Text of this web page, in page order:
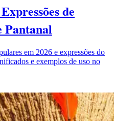
de
Pantanal
em 2026 e expressões do
e exemplos de uso no